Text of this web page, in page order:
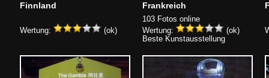
Finnland
Wertung: (ok)
Frankreich
103 Fotos online
Wertung:
(ok)
Beste Kunstausstellung